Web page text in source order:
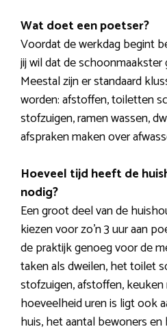
Wat doet een poetser?
Voordat de werkdag begint
jij wil dat de schoonmaakster
Meestal zijn er standaard
worden: afstoffen, toiletten
stofzuigen, ramen wassen,
afspraken maken over
Hoeveel tijd heeft de
nodig?
Een groot deel van de
kiezen voor zo’n 3 uur aan
de praktijk genoeg voor de
taken als dweilen, het toilet
stofzuigen, afstoffen, keuken
hoeveelheid uren is ligt ook
huis, het aantal bewoners